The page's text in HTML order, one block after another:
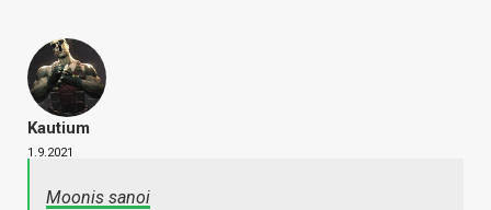
Kautium
1.9.2021
Moonis sanoi